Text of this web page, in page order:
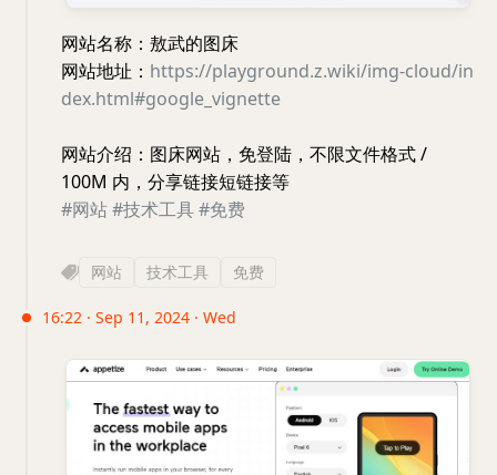
网站名称：敖武的图床
网站地址： https://playground.z.wiki/img-cloud/in
dex.html#google_vignette
网站介绍：图床网站，免登陆，不限文件格式 /
100M 内，分享链接短链接等
#网站#技术工具#免费
网站 技术工具 免费
16:22 · Sep 11, 2024 · Wed